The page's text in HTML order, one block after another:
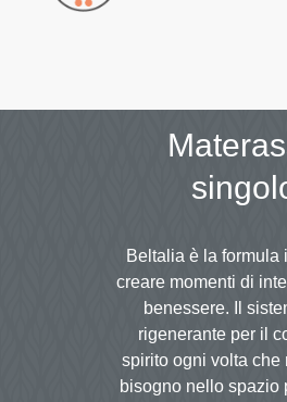
Beltalia è la formula
creare momenti di
benessere. Il
rigenerante per il
spirito ogni volta che
bisogno nello spazio